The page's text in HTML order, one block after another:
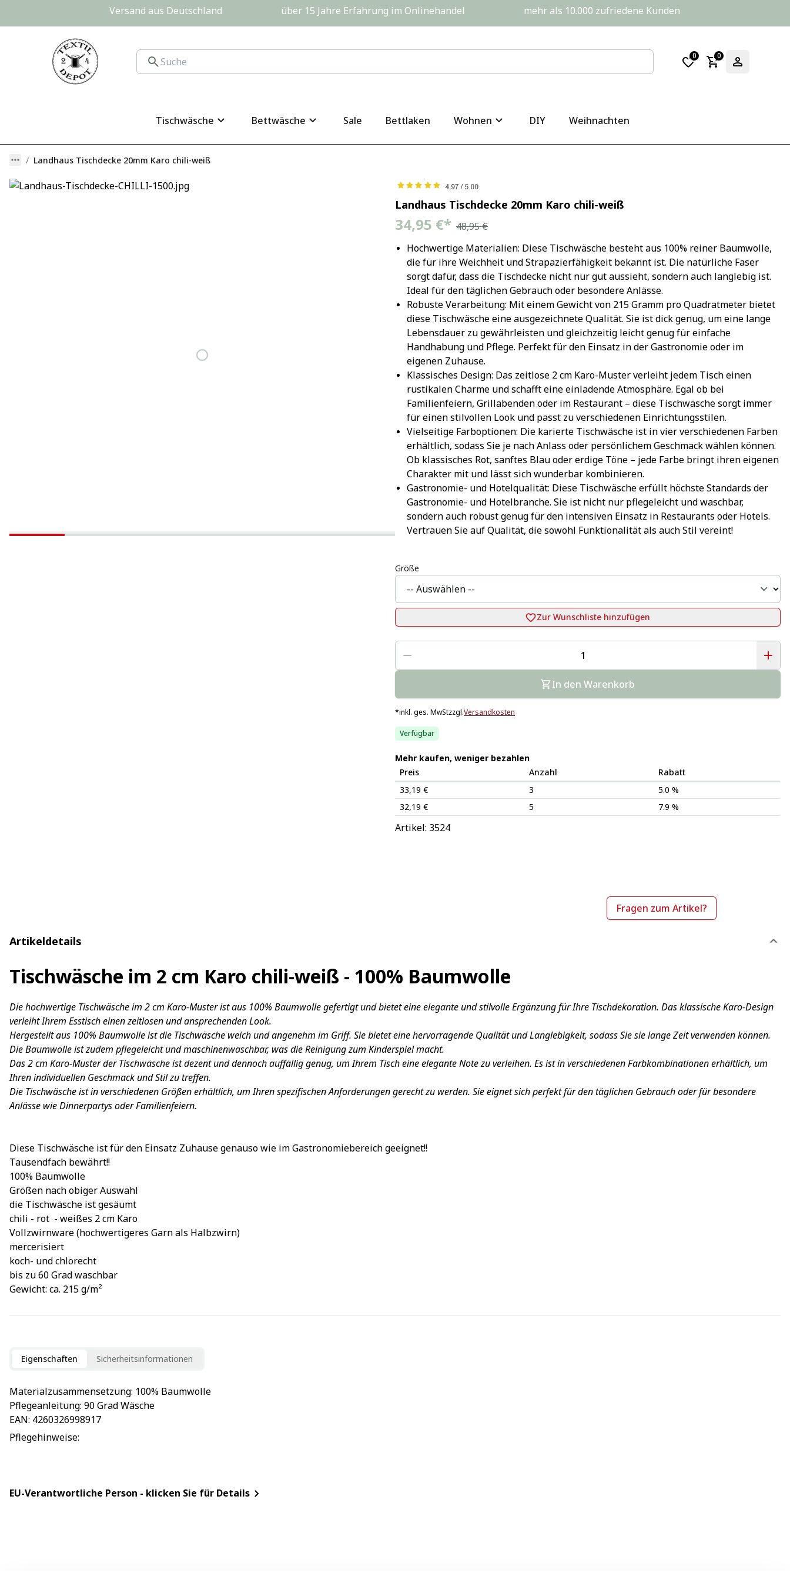
Versand aus Deutschland                         über 15 Jahre Erfahrung im Onlinehandel                         mehr als 10.000 zufriedene Kunden
0 0
Tischwäsche Bettwäsche Sale Bettlaken Wohnen DIY Weihnachten
Landhaus Tischdecke 20mm Karo chili-weiß
Landhaus Tischdecke 20mm Karo chili-weiß
34,95 €* 48,95 €
Hochwertige Materialien: Diese Tischwäsche besteht aus 100% reiner Baumwolle,
die für ihre Weichheit und Strapazierfähigkeit bekannt ist. Die natürliche Faser
sorgt dafür, dass die Tischdecke nicht nur gut aussieht, sondern auch langlebig ist.
Ideal für den täglichen Gebrauch oder besondere Anlässe.
Robuste Verarbeitung: Mit einem Gewicht von 215 Gramm pro Quadratmeter bietet
diese Tischwäsche eine ausgezeichnete Qualität. Sie ist dick genug, um eine lange
Lebensdauer zu gewährleisten und gleichzeitig leicht genug für einfache
Handhabung und Pflege. Perfekt für den Einsatz in der Gastronomie oder im
eigenen Zuhause.
Klassisches Design: Das zeitlose 2 cm Karo-Muster verleiht jedem Tisch einen
rustikalen Charme und schafft eine einladende Atmosphäre. Egal ob bei
Familienfeiern, Grillabenden oder im Restaurant – diese Tischwäsche sorgt immer
für einen stilvollen Look und passt zu verschiedenen Einrichtungsstilen.
Vielseitige Farboptionen: Die karierte Tischwäsche ist in vier verschiedenen Farben
erhältlich, sodass Sie je nach Anlass oder persönlichem Geschmack wählen können.
Ob klassisches Rot, sanftes Blau oder erdige Töne – jede Farbe bringt ihren eigenen
Charakter mit und lässt sich wunderbar kombinieren.
Gastronomie- und Hotelqualität: Diese Tischwäsche erfüllt höchste Standards der
Gastronomie- und Hotelbranche. Sie ist nicht nur pflegeleicht und waschbar,
sondern auch robust genug für den intensiven Einsatz in Restaurants oder Hotels.
Vertrauen Sie auf Qualität, die sowohl Funktionalität als auch Stil vereint!
Größe
Zur Wunschliste hinzufügen
In den Warenkorb
*inkl. ges. MwStzzgl.Versandkosten
Verfügbar
Mehr kaufen, weniger bezahlen
Preis
Anzahl
Rabatt
33,19 €
3
5.0 %
32,19 €
5 7.9 %
Artikel: 3524
Fragen zum Artikel?
Artikeldetails
Tischwäsche im 2 cm Karo chili-weiß - 100% Baumwolle
Die hochwertige Tischwäsche im 2 cm Karo-Muster ist aus 100% Baumwolle gefertigt und bietet eine elegante und stilvolle Ergänzung für Ihre Tischdekoration. Das klassische Karo-Design
verleiht Ihrem Esstisch einen zeitlosen und ansprechenden Look.
Hergestellt aus 100% Baumwolle ist die Tischwäsche weich und angenehm im Griff. Sie bietet eine hervorragende Qualität und Langlebigkeit, sodass Sie sie lange Zeit verwenden können.
Die Baumwolle ist zudem pflegeleicht und maschinenwaschbar, was die Reinigung zum Kinderspiel macht.
Das 2 cm Karo-Muster der Tischwäsche ist dezent und dennoch auffällig genug, um Ihrem Tisch eine elegante Note zu verleihen. Es ist in verschiedenen Farbkombinationen erhältlich, um
Ihren individuellen Geschmack und Stil zu treffen.
Die Tischwäsche ist in verschiedenen Größen erhältlich, um Ihren spezifischen Anforderungen gerecht zu werden. Sie eignet sich perfekt für den täglichen Gebrauch oder für besondere
Anlässe wie Dinnerpartys oder Familienfeiern.
Diese Tischwäsche ist für den Einsatz Zuhause genauso wie im Gastronomiebereich geeignet!!
Tausendfach bewährt!!
100% Baumwolle
Größen nach obiger Auswahl
die Tischwäsche ist gesäumt
chili - rot - weißes 2 cm Karo
Vollzwirnware (hochwertigeres Garn als Halbzwirn)
mercerisiert
koch- und chlorecht
bis zu 60 Grad waschbar
Gewicht: ca. 215 g/m²
Eigenschaften Sicherheitsinformationen
Materialzusammensetzung: 100% Baumwolle
Pflegeanleitung: 90 Grad Wäsche
EAN: 4260326998917
Pflegehinweise:
EU-Verantwortliche Person - klicken Sie für Details